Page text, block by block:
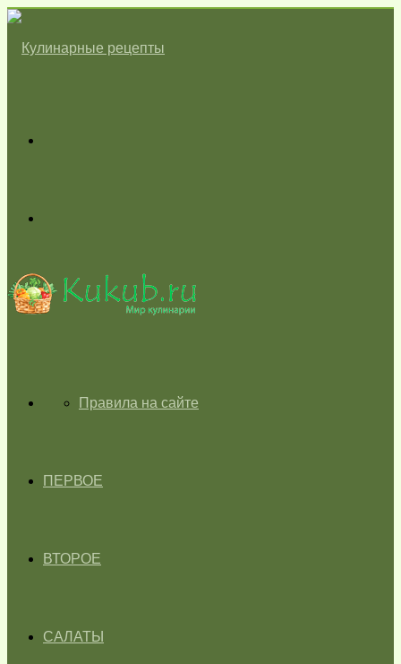
skin
ГЛАВНАЯПравила на сайте
ПЕРВОЕ
ВТОРОЕ
САЛАТЫ